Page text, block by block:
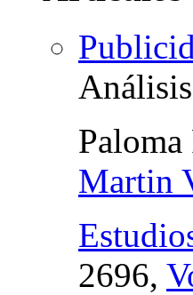
Martin
2696,